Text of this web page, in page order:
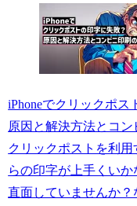
iPhoneでクリックポス
原因と解決方法とコ
クリックポストを利用
らの印字が上手くい
直面していませんか